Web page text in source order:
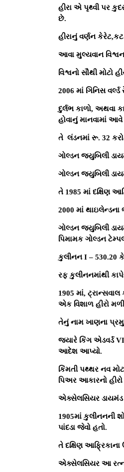
હીરા એ પૃથ્વી પર
છે.
હીરાનું વર્ણન
આવા મુલ્યવાન
વિશ્વનો સૌથી મોટો
2006 માં ગિનિસ
દુર્લભ કાળો, અથવા
હોવાનું માનવામાં
તે લંડનમાં રૂ. 32
ગોલ્ડન જ્યુબિલી
ગોલ્ડન જ્યુબિલી
તે 1985 માં દક્ષિણ
2000 માં થાઇલેન્ડના
ગોલ્ડન જ્યુબિલી
પિમામક ગોલ્ડન
કુલીનન I – 530.20
રફ કુલીનનમાંથી
1905 માં,
એક વિશાળ હીરો
તેનું નામ ખાણના
જ્યારે કિંગ એડવર્ડ
આદેશ આપ્યો.
કિંમતી પથ્થર નવ
પિઅર આકારનો
એક્સેલસિયર ડાયમંડ
1905માં કુલીનનની
પાંદડા જેવો હતો.
તે દક્ષિણ આફ્રિકાના
એક્સેલસિયર આ રત્નને